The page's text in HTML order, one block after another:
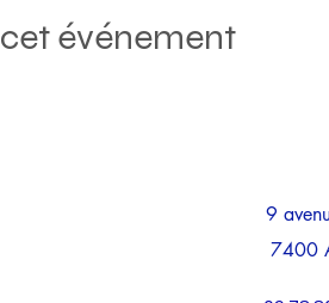
événement
9
7400